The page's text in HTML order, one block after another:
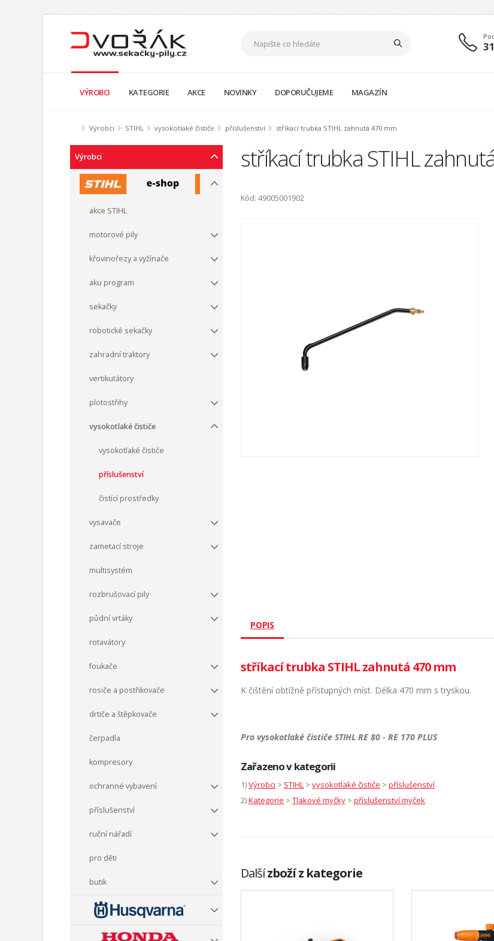
VÝROBCI KATEGORIE AKCE NOVINKY DOPORUČUJEME MAGAZÍN
Výrobci STIHL vysokotlaké čističe příslušenství stříkací trubka STIHL zahnutá 470 mm
Výrobci
akce STIHL
motorové pily
křovinořezy a vyžínače
aku program
sekačky
robotické sekačky
zahradní traktory
vertikutátory
plotostřihy
vysokotlaké čističe
vysokotlaké čističe
příslušenství
čistící prostředky
vysavače
zametací stroje
multisystém
rozbrušovací pily
půdní vrtáky
rotavátory
foukače
rosiče a postřikovače
drtiče a štěpkovače
čerpadla
kompresory
ochranné vybavení
příslušenství
ruční nářadí
pro děti
butik
stříkací trubka STIHL
Kód: 49005001902
POPIS
stříkací trubka STIHL zahnutá 470 mm
K čištění obtížně přístupných míst. Délka 470 mm s tryskou.
Pro vysokotlaké čističe STIHL RE 80 - RE 170 PLUS
Zařazeno v kategorii
1)Výrobci > STIHL > vysokotlaké čističe > příslušenství
2)Kategorie > Tlakové myčky > příslušenství myček
Dalšízboží z kategorie